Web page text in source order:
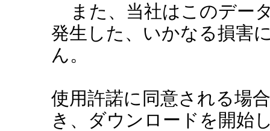
また、当社はこのデー
発生した、いかなる損害
ん。
使用許諾に同意される場
き、ダウンロードを開始